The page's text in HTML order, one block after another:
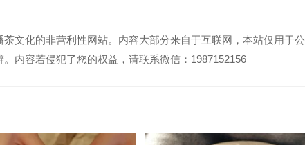
文化的非营利性网站。内容大部分来自于互联网，本站仅用于公
内容若侵犯了您的权益，请联系微信：1987152156